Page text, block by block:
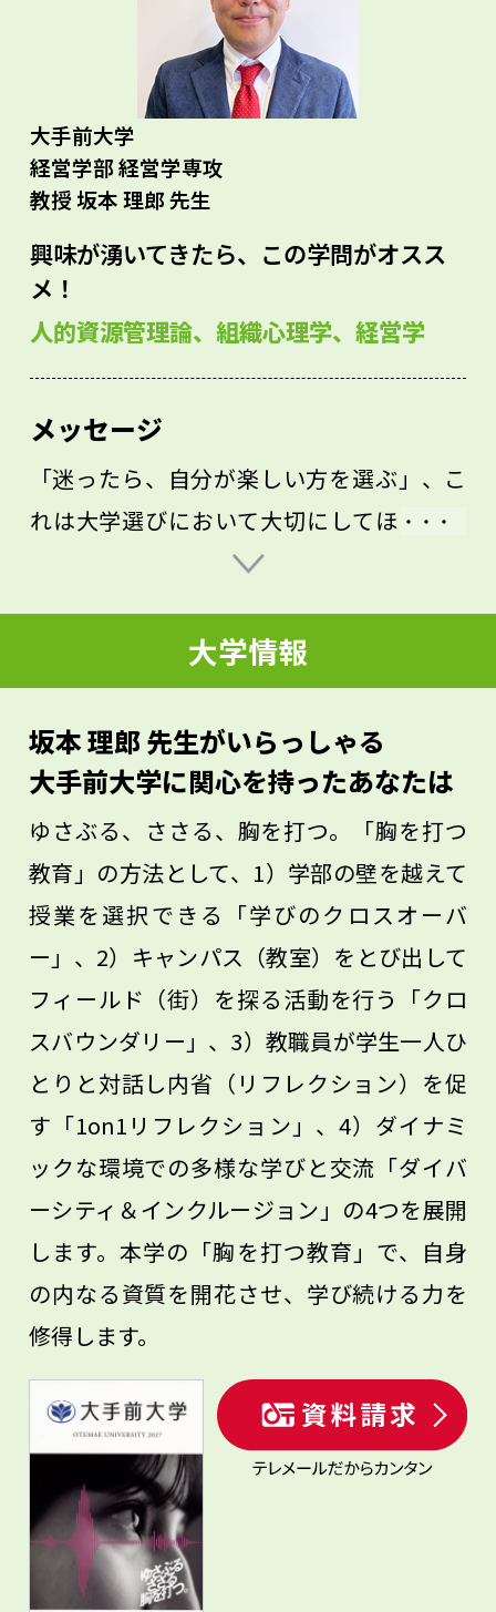
大手前大学
経営学部 経営学専攻
教授 坂本 理郎 先生
興味が湧いてきたら、この学問がオスス
メ！
人的資源管理論、組織心理学、経営学
メッセージ
「迷ったら、自分が楽しい方を選ぶ」、こ
れは大学選びにおいて大切にしてほしい視
点です。資格が取れるか、就職に有利か、
いないです。大切なのは、自分が面白そう
だと感じる分野との「出会い」です。その
ためには、興味を持ったことがあれば、解
説動画を見るだけで終わらせずに入門書を
一冊読んでみてください。本には、その学
問の考え方や魅力が詰まっています。好奇
心を手がかりにして、自分が心から楽しめ
る学びを見つけていきましょう。
大学情報
坂本 理郎 先生がいらっしゃる
大手前大学に関心を持ったあなたは
ゆさぶる、ささる、胸を打つ。「胸を打つ
教育」の方法として、1）学部の壁を越えて
授業を選択できる「学びのクロスオーバ
ー」、2）キャンパス（教室）をとび出して
フィールド（街）を探る活動を行う「クロ
スバウンダリー」、3）教職員が学生一人ひ
とりと対話し内省（リフレクション）を促
す「1on1リフレクション」、4）ダイナミ
ックな環境での多様な学びと交流「ダイバ
ーシティ＆インクルージョン」の4つを展開
します。本学の「胸を打つ教育」で、自身
の内なる資質を開花させ、学び続ける力を
修得します。